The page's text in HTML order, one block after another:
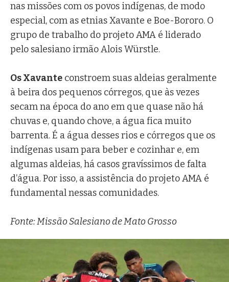
nas missões com os povos indígenas, de modo
especial, com as etnias Xavante e Boe-Bororo. O
grupo de trabalho do projeto AMA é liderado
pelo salesiano irmão Alois Würstle.
Os Xavante constroem suas aldeias geralmente
à beira dos pequenos córregos, que às vezes
secam na época do ano em que quase não há
chuvas e, quando chove, a água fica muito
barrenta. É a água desses rios e córregos que os
indígenas usam para beber e cozinhar e, em
algumas aldeias, há casos gravíssimos de falta
d’água. Por isso, a assistência do projeto AMA é
fundamental nessas comunidades.
Fonte: Missão Salesiano de Mato Grosso